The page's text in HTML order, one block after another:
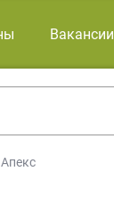
Вакансии